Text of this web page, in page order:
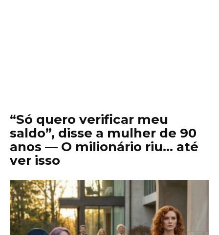
“Só quero verificar meu
saldo”, disse a mulher de 90
anos — O milionário riu… até
ver isso